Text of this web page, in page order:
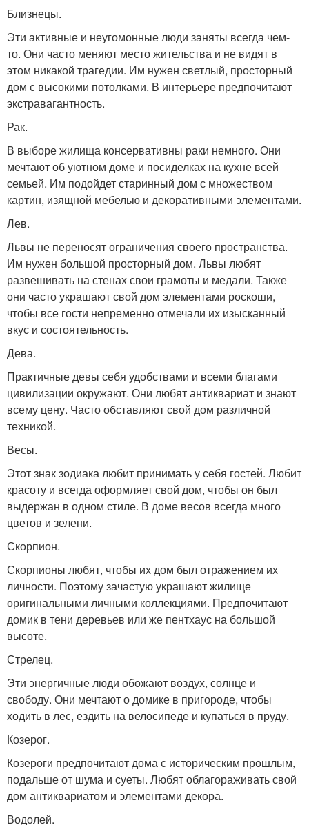
Близнецы.
Эти активные и неугомонные люди заняты всегда чем-
то. Они часто меняют место жительства и не видят в
этом никакой трагедии. Им нужен светлый, просторный
дом с высокими потолками. В интерьере предпочитают
экстравагантность.
Рак.
В выборе жилища консервативны раки немного. Они
мечтают об уютном доме и посиделках на кухне всей
семьей. Им подойдет старинный дом с множеством
картин, изящной мебелью и декоративными элементами.
Лев.
Львы не переносят ограничения своего пространства.
Им нужен большой просторный дом. Львы любят
развешивать на стенах свои грамоты и медали. Также
они часто украшают свой дом элементами роскоши,
чтобы все гости непременно отмечали их изысканный
вкус и состоятельность.
Дева.
Практичные девы себя удобствами и всеми благами
цивилизации окружают. Они любят антиквариат и знают
всему цену. Часто обставляют свой дом различной
техникой.
Весы.
Этот знак зодиака любит принимать у себя гостей. Любит
красоту и всегда оформляет свой дом, чтобы он был
выдержан в одном стиле. В доме весов всегда много
цветов и зелени.
Скорпион.
Скорпионы любят, чтобы их дом был отражением их
личности. Поэтому зачастую украшают жилище
оригинальными личными коллекциями. Предпочитают
домик в тени деревьев или же пентхаус на большой
высоте.
Стрелец.
Эти энергичные люди обожают воздух, солнце и
свободу. Они мечтают о домике в пригороде, чтобы
ходить в лес, ездить на велосипеде и купаться в пруду.
Козерог.
Козероги предпочитают дома с историческим прошлым,
подальше от шума и суеты. Любят облагораживать свой
дом антиквариатом и элементами декора.
Водолей.